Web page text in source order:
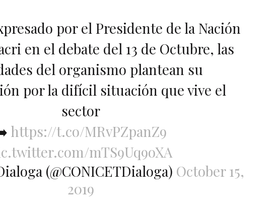
por el Presidente de la Nación
en el debate del 13 de Octubre, las
del organismo plantean su
por la difícil situación que vive el
sector
https://t.co/MRvPZpanZ9
mTS9Uq9oXA
(@CONICETDialoga) October 15,
2019